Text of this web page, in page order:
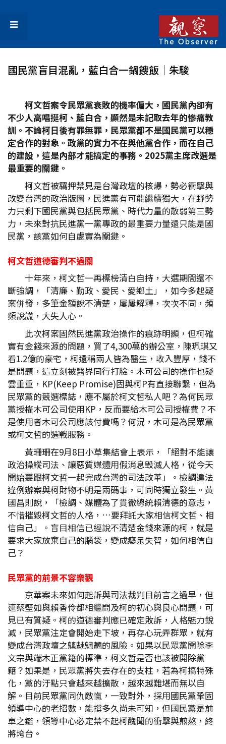
國民黨盲目混亂，藍白合一鍋餿飯│朱駿
柯文哲案令民眾黨衰敗的機率偏大，國民黨內卻有
不少人高唱挺柯、藍白合，顯然是未記取去年的慘痛教
訓。不論柯日後有罪無罪，民眾黨都不是國民黨可以穩
定合作的對象。政黨的實力不在與他黨合作，而在自己
的建設，這是內部才能搞定的事務。2025黨主席改選是
最重要的關鍵。
柯文哲被羈押禁見是台灣政壇的核爆，勢必衝擊與
改變台灣的政治版圖，民進黨有可能繼續獨大，在野勢
力只剩下國民黨與包括民眾黨、時代力量的散弱第三勢
力，未來對抗民進黨一黨專政的最重要力量還只能是國
民黨，該黨如何自處實為關鍵。
柯文哲道德審判不過關
十年來，柯文哲一再標榜清白自持，大選期間還不
斷強調，「清廉、勤政、愛民、愛鄉土」，如今多起疑
案併發，多筆金額說不清楚，屢屢解釋，次次不同，頻
頻說謊，大失人心。
此次柯案固然民進黨政治操作的痕跡明顯，但柯確
實有金錢來源的問題，買了4,300萬的辦公室，陳珮琪又
看1.2億的豪宅，柯還稱兩人皆為醫生，收入豐厚，錢不
是問題，這立刻被醫界同行打臉。木可公司的操作也疑
雲重重，KP(Keep Promise)固與柯P有直接聯繫，但為
民眾黨的競選標誌，應不屬於柯文哲私人吧？為何民眾
黨授權木可公司使用KP，反而要給木可公司授權費？不
是使用者木可公司應該付費嗎？何況，木可是為民眾黨
或柯文哲的選戰服務。
黃珊珊在9月8日小草集結會上表示，「絕對不能讓
政治操縱司法、讓惡質媒體用假消息毀滅人格，從今天
開始要跟柯文哲一起完成台灣的司法改革」。檢調違法
違例辦案與柯財物不明是兩碼事，可同時獨立發生。黃
國昌則說，「檢調、媒體為了貫徹總統賴清德的意志，
不惜摧毀柯文哲的人格，…要拜託大家相信柯文哲、相
信自己」。盲目相信已經說不清楚金錢來源的柯，就是
要求大家放棄自己的腦袋，變成癡呆失智，如何相信自
己？
民眾黨的前景不容樂觀
京華案未來如何起訴與司法裁判目前言之過早，但
連蔡壁如與賴香伶都相繼問及柯的初心與良心問題，可
見已有質疑。柯的道德審判應已確定敗訴，人格魅力銳
減，民眾黨注定會開始走下坡，再存心玩弄群眾，就有
變成台灣政壇之魑魅魍魎的風險。如果以民眾黨開除李
文宗與端木正黨籍的標準，柯文哲是否也該被開除黨
籍？如果是，民眾黨將失去存在的支柱，若為柯搞特殊
化，黨的汙點只會越來越擴散，越來越難堪而無以自
解。目前民眾黨同仇敵愾，一致對外，採用國民黨鞏固
領導中心的老招數，能撐多久尚未可知，但國民黨是前
車之鑑，領導中心必定禁不起柯醜聞的衝擊與煎熬，終
將垮台。